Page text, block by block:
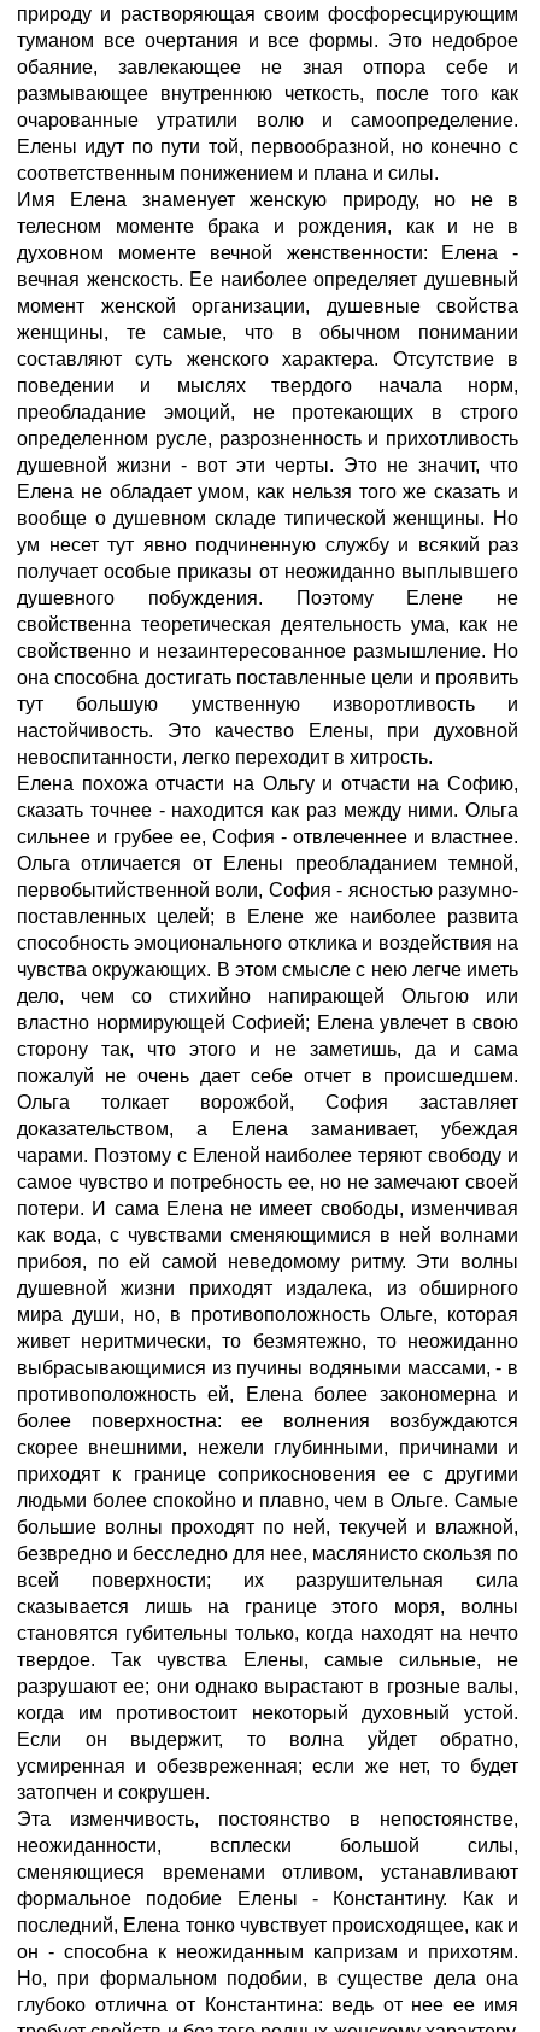
природу и растворяющая своим фосфоресцирующим
туманом все очертания и все формы. Это недоброе
обаяние, завлекающее не зная отпора себе и
размывающее внутреннюю четкость, после того как
очарованные утратили волю и самоопределение.
Елены идут по пути той, первообразной, но конечно с
соответственным понижением и плана и силы.
Имя Елена знаменует женскую природу, но не в
телесном моменте брака и рождения, как и не в
духовном моменте вечной женственности: Елена -
вечная женскость. Ее наиболее определяет душевный
момент женской организации, душевные свойства
женщины, те самые, что в обычном понимании
составляют суть женского характера. Отсутствие в
поведении и мыслях твердого начала норм,
преобладание эмоций, не протекающих в строго
определенном русле, разрозненность и прихотливость
душевной жизни - вот эти черты. Это не значит, что
Елена не обладает умом, как нельзя того же сказать и
вообще о душевном складе типической женщины. Но
ум несет тут явно подчиненную службу и всякий раз
получает особые приказы от неожиданно выплывшего
душевного побуждения. Поэтому Елене не
свойственна теоретическая деятельность ума, как не
свойственно и незаинтересованное размышление. Но
она способна достигать поставленные цели и проявить
тут большую умственную изворотливость и
настойчивость. Это качество Елены, при духовной
невоспитанности, легко переходит в хитрость.
Елена похожа отчасти на Ольгу и отчасти на Софию,
сказать точнее - находится как раз между ними. Ольга
сильнее и грубее ее, София - отвлеченнее и властнее.
Ольга отличается от Елены преобладанием темной,
первобытийственной воли, София - ясностью разумно-
поставленных целей; в Елене же наиболее развита
способность эмоционального отклика и воздействия на
чувства окружающих. В этом смысле с нею легче иметь
дело, чем со стихийно напирающей Ольгою или
властно нормирующей Софией; Елена увлечет в свою
сторону так, что этого и не заметишь, да и сама
пожалуй не очень дает себе отчет в происшедшем.
Ольга толкает ворожбой, София заставляет
доказательством, а Елена заманивает, убеждая
чарами. Поэтому с Еленой наиболее теряют свободу и
самое чувство и потребность ее, но не замечают своей
потери. И сама Елена не имеет свободы, изменчивая
как вода, с чувствами сменяющимися в ней волнами
прибоя, по ей самой неведомому ритму. Эти волны
душевной жизни приходят издалека, из обширного
мира души, но, в противоположность Ольге, которая
живет неритмически, то безмятежно, то неожиданно
выбрасывающимися из пучины водяными массами, - в
противоположность ей, Елена более закономерна и
более поверхностна: ее волнения возбуждаются
скорее внешними, нежели глубинными, причинами и
приходят к границе соприкосновения ее с другими
людьми более спокойно и плавно, чем в Ольге. Самые
большие волны проходят по ней, текучей и влажной,
безвредно и бесследно для нее, маслянисто скользя по
всей поверхности; их разрушительная сила
сказывается лишь на границе этого моря, волны
становятся губительны только, когда находят на нечто
твердое. Так чувства Елены, самые сильные, не
разрушают ее; они однако вырастают в грозные валы,
когда им противостоит некоторый духовный устой.
Если он выдержит, то волна уйдет обратно,
усмиренная и обезвреженная; если же нет, то будет
затопчен и сокрушен.
Эта изменчивость, постоянство в непостоянстве,
неожиданности, всплески большой силы,
сменяющиеся временами отливом, устанавливают
формальное подобие Елены - Константину. Как и
последний, Елена тонко чувствует происходящее, как и
он - способна к неожиданным капризам и прихотям.
Но, при формальном подобии, в существе дела она
глубоко отлична от Константина: ведь от нее ее имя